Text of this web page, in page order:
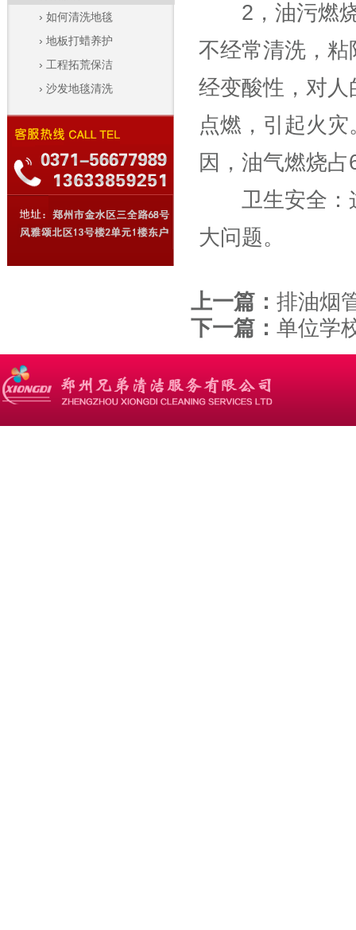
2，油污燃烧
不经常清洗，
经变酸性，对
点燃，引起火
因，油气燃烧占
卫生安全：这
大问题。
上一篇： 排油烟
下一篇： 单位学
› 如何清洗地毯
› 地板打蜡养护
› 工程拓荒保洁
› 沙发地毯清洗